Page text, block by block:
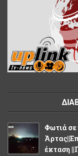
Φωτιά
έκταση